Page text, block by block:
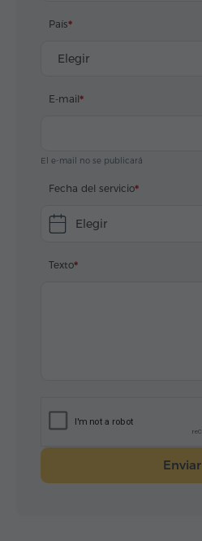
País
Elegir
E-mail
El e-mail no se publicará
Fecha del servicio
Elegir
Texto
Enviar